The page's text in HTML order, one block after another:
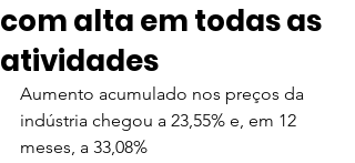
com alta em todas as
atividades
Aumento acumulado nos preços da
indústria chegou a 23,55% e, em 12
meses, a 33,08%